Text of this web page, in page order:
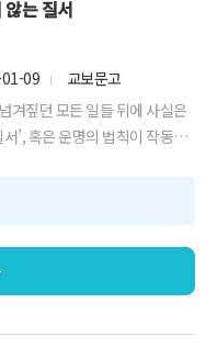
는 질서
09
교보문고
겨짚던 모든 일들 뒤에 사실은
’, 혹은 운명의 법칙이 작동하